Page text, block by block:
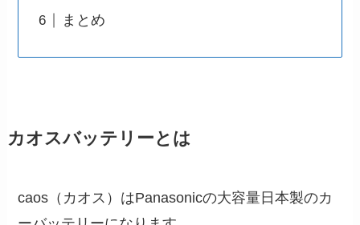
まとめ
カオスバッテリーとは
caos（カオス）はPanasonicの大容量日本製のカ